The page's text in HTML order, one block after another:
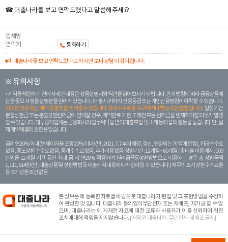
☎ 대출나라를 보고 연락드렸다고 말씀해주세요
업체명
연락처
통화하기
대출나라를 보고 연락드렸다고 하시면 보다 상담이 쉬워집니다.
※ 유의사항
계약을 체결하기 전에 자세한 내용은 상품설명서와 약관을 읽어보시기 바랍니다. 관계 법령에 따라 금융상품에
관한 중요 사항을 설명받을 권리가 있습니다. 대 출 시 귀하의 신용등급 또는 개인신용평점이 하락할 수 있습니다.
과도한 빚은 당신 에게 큰 불행을 안겨줄 수 있습니다. 중개수수료를 요구하거나 받는 것은 불법입니다. 일정 기간
분할상환금 또는 분할상환원리금이 연체될 경우, 계약만료 기한 도래전 모든 원리금을 변제해야할 의무가 발생
할 수 있습니다. 대부중개업체는 금융회사의 업무위탁을 받아 대출모집 및 소개 등의 섭외 활동을 돕습니다. 단, 실
제 계약체결의 권한은 없습니다.
금리 연20% 이내 (연체이자율 포함 20% 이내) (단, 2021. 7. 7부터 체결, 갱신, 연장되는 계 약에 한함), 취급수수료
없음, 중도상환 수수료 없음, 중개수수료 없음, 추가비용 없음. 상환기간 : 12개월 ~ 60개월 / 총 대출 비용 예시 : 100
만원을 12개월 기간 동안 최대 금 리 연20% 적용하여 원리금균등상환방법으로 이용하는 경우 총 상환금액
1,111,614원 (단, 대출상품 및 상환방법 등 대출계약 내용에 따라 달라질 수 있습니다.) 채무의 조기 상환수수료율
등 조기상환조건 없음.
본 정보는에 등록한 자료를 바탕으로 대출나라가 편집 및 그 표현방법을 수정하
여 완성한 것 입니다. 대출나라 동의없이무단전재 또는 재배포, 재가공 할 수 없
으며, 대출나라는 에 게재한 자료에 대한 오류와 사용자가 이를 신뢰하여 취한
조치에대해 책임을 지지않습니다. [저작권 대출나라. 무단전재-재배포 금지]